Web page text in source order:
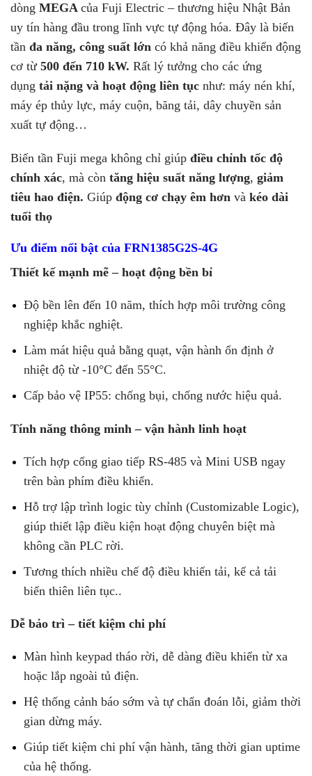
dòng MEGA của Fuji Electric – thương hiệu Nhật Bản
uy tín hàng đầu trong lĩnh vực tự động hóa. Đây là biến
tần đa năng, công suất lớn có khả năng điều khiển động
cơ từ500 đến 710 kW. Rất lý tưởng cho các ứng
dụng tải nặng và hoạt động liên tục như: máy nén khí,
máy ép thủy lực, máy cuộn, băng tải, dây chuyền sản
xuất tự động…
Biến tần Fuji mega không chỉ giúp điều chỉnh tốc độ
chính xác, mà còn tăng hiệu suất năng lượng, giảm
tiêu hao điện. Giúp động cơ chạy êm hơn và kéo dài
tuổi thọ
Ưu điểm nổi bật của FRN1385G2S-4G
Thiết kế mạnh mẽ – hoạt động bền bỉ
Độ bền lên đến 10 năm, thích hợp môi trường công
nghiệp khắc nghiệt.
Làm mát hiệu quả bằng quạt, vận hành ổn định ở
nhiệt độ từ -10°C đến 55°C.
Cấp bảo vệ IP55: chống bụi, chống nước hiệu quả.
Tính năng thông minh – vận hành linh hoạt
Tích hợp cổng giao tiếp RS-485 và Mini USB ngay
trên bàn phím điều khiển.
Hỗ trợ lập trình logic tùy chỉnh (Customizable Logic),
giúp thiết lập điều kiện hoạt động chuyên biệt mà
không cần PLC rời.
Tương thích nhiều chế độ điều khiển tải, kể cả tải
biến thiên liên tục..
Dễ bảo trì – tiết kiệm chi phí
Màn hình keypad tháo rời, dễ dàng điều khiển từ xa
hoặc lắp ngoài tủ điện.
Hệ thống cảnh báo sớm và tự chẩn đoán lỗi, giảm thời
gian dừng máy.
Giúp tiết kiệm chi phí vận hành, tăng thời gian uptime
của hệ thống.